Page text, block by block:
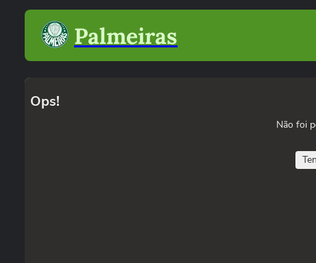
Palmeiras
Ops!
Não foi